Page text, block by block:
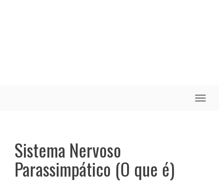
Toggle
Sistema Nervoso
Parassimpático (O que é)